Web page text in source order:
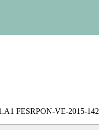
FESRPON-VE-2015-142